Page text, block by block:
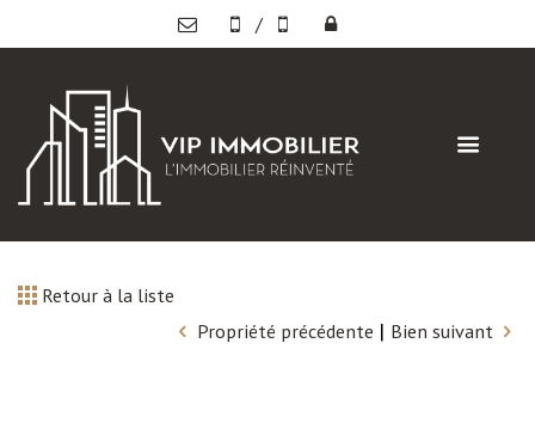
/
Retour à la liste
Propriété précédente | Bien suivant